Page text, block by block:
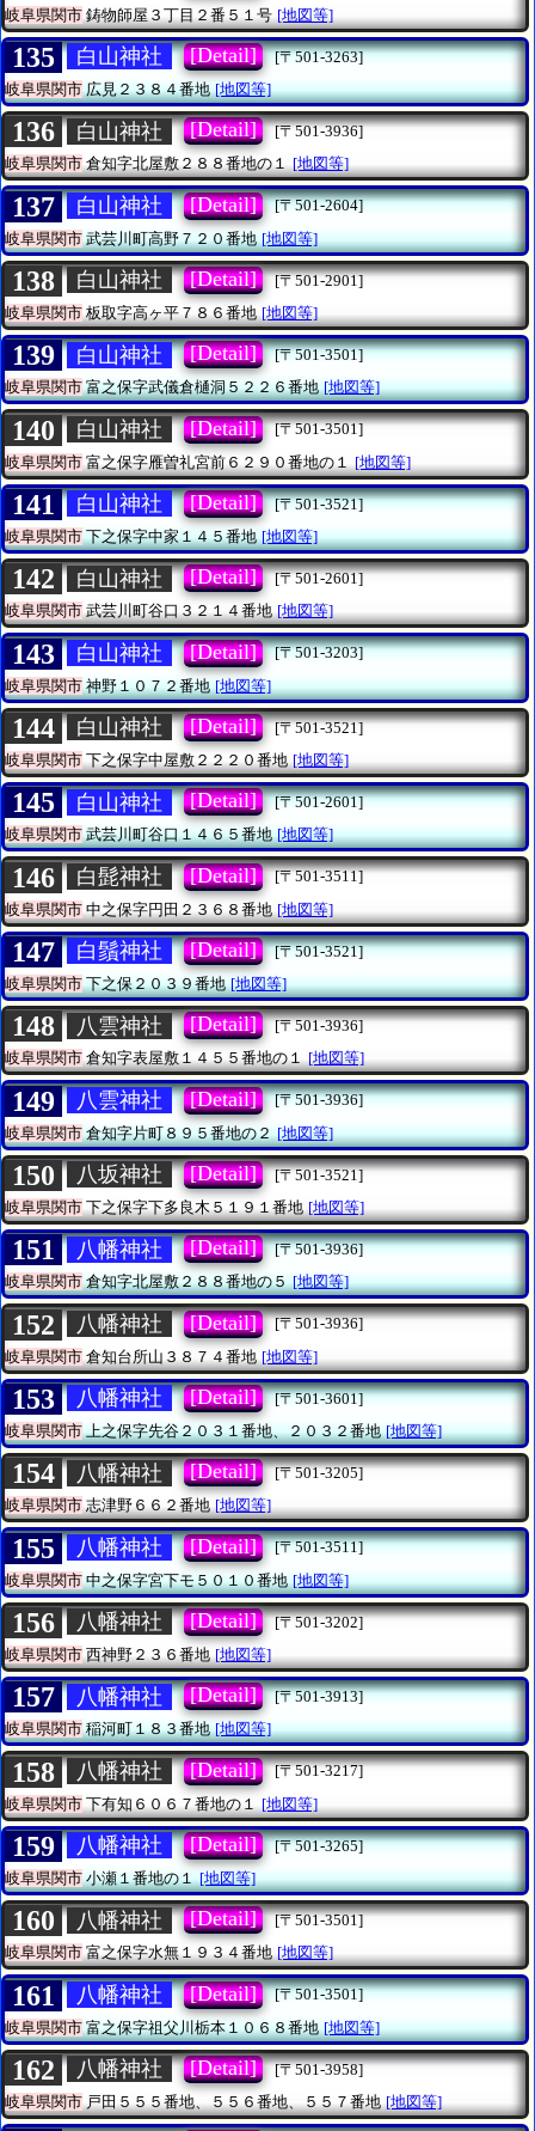
岐阜県関市 鋳物師屋３丁目２番５１号 [地図等]
135 白山神社 [Detail]
[〒501-3263]
岐阜県関市広見２３８４番地 [地図等]
136 白山神社 [Detail]
[〒501-3936]
岐阜県関市倉知字北屋敷２８８番地の１ [地図等]
137 白山神社 [Detail]
[〒501-2604]
岐阜県関市武芸川町高野７２０番地 [地図等]
138 白山神社 [Detail]
[〒501-2901]
岐阜県関市 板取字高ヶ平７８６番地 [地図等]
139 白山神社 [Detail]
[〒501-3501]
岐阜県関市富之保字武儀倉樋洞５２２６番地 [地図等]
140 白山神社 [Detail]
[〒501-3501]
岐阜県関市 富之保字雁曽礼宮前６２９０番地の１ [地図等]
141 白山神社 [Detail]
[〒501-3521]
岐阜県関市下之保字中家１４５番地 [地図等]
142 白山神社 [Detail]
[〒501-2601]
岐阜県関市武芸川町谷口３２１４番地 [地図等]
143 白山神社 [Detail]
[〒501-3203]
岐阜県関市神野１０７２番地 [地図等]
144 白山神社 [Detail]
[〒501-3521]
岐阜県関市 下之保字中屋敷２２２０番地 [地図等]
145 白山神社 [Detail]
[〒501-2601]
岐阜県関市武芸川町谷口１４６５番地 [地図等]
146 白髭神社 [Detail]
[〒501-3511]
岐阜県関市 中之保字円田２３６８番地 [地図等]
147 白鬚神社 [Detail]
[〒501-3521]
岐阜県関市下之保２０３９番地 [地図等]
148 八雲神社 [Detail]
[〒501-3936]
岐阜県関市倉知字表屋敷１４５５番地の１ [地図等]
149 八雲神社 [Detail]
[〒501-3936]
岐阜県関市倉知字片町８９５番地の２ [地図等]
150 八坂神社 [Detail]
[〒501-3521]
岐阜県関市 下之保字下多良木５１９１番地 [地図等]
151 八幡神社 [Detail]
[〒501-3936]
岐阜県関市倉知字北屋敷２８８番地の５ [地図等]
152 八幡神社 [Detail]
[〒501-3936]
岐阜県関市 倉知台所山３８７４番地 [地図等]
153 八幡神社 [Detail]
[〒501-3601]
岐阜県関市上之保字先谷２０３１番地、２０３２番地 [地図等]
154 八幡神社 [Detail]
[〒501-3205]
岐阜県関市志津野６６２番地 [地図等]
155 八幡神社 [Detail]
[〒501-3511]
岐阜県関市中之保字宮下モ５０１０番地 [地図等]
156 八幡神社 [Detail]
[〒501-3202]
岐阜県関市 西神野２３６番地 [地図等]
157 八幡神社 [Detail]
[〒501-3913]
岐阜県関市稲河町１８３番地 [地図等]
158 八幡神社 [Detail]
[〒501-3217]
岐阜県関市 下有知６０６７番地の１ [地図等]
159 八幡神社 [Detail]
[〒501-3265]
岐阜県関市小瀬１番地の１ [地図等]
160 八幡神社 [Detail]
[〒501-3501]
岐阜県関市富之保字水無１９３４番地 [地図等]
161 八幡神社 [Detail]
[〒501-3501]
岐阜県関市富之保字祖父川栃本１０６８番地 [地図等]
162 八幡神社 [Detail]
[〒501-3958]
岐阜県関市 戸田５５５番地、５５６番地、５５７番地 [地図等]